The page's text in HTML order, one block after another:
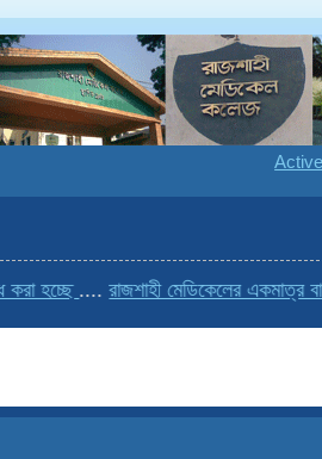
হচ্ছে....রাজশাহী মেডিকেলের একমাত্র